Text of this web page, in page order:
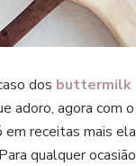
dos buttermilk
adoro, agora com
em receitas mais
qualquer